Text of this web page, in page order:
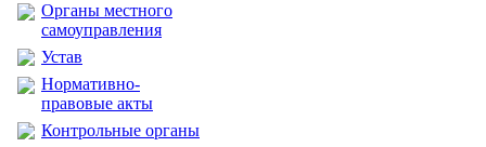
Органы местного
самоуправления
Устав
Нормативно-
правовые акты
Контрольные органы